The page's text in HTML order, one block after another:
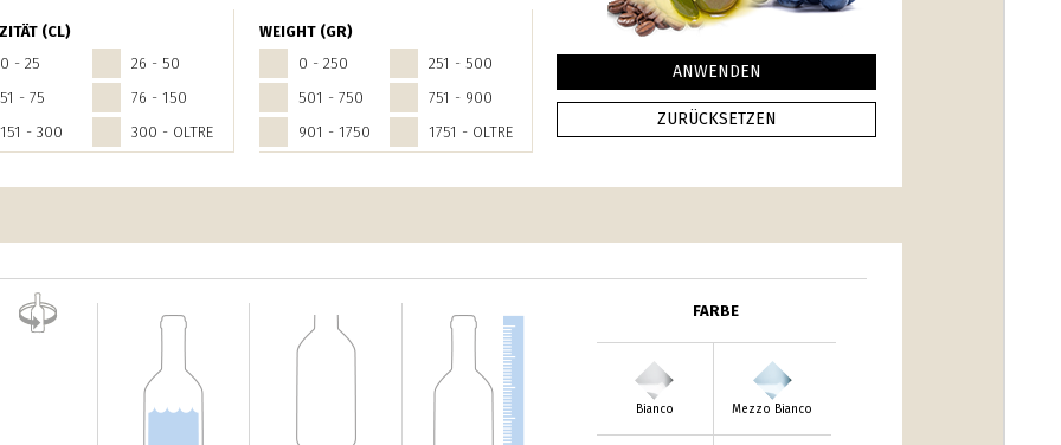
(CL)
0 - 25
26 - 50
51 - 75
76 - 150
151 - 300
300 - OLTRE
WEIGHT (GR)
0 - 250
251 - 500
501 - 750
751 - 900
901 - 1750
1751 - OLTRE
FARBE
Bianco Mezzo Bianco